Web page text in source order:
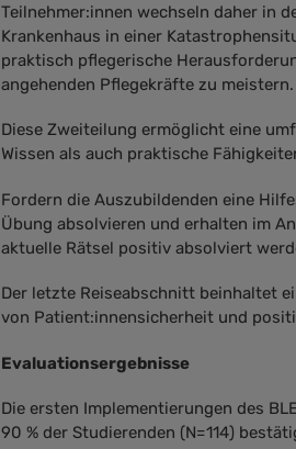
Teilnehmer:innen wechseln daher in
Krankenhaus in einer
praktisch pflegerische
angehenden Pflegekräfte zu meistern.
Diese Zweiteilung ermöglicht eine
Wissen als auch praktische
Fordern die Auszubildenden eine
Übung absolvieren und erhalten im
aktuelle Rätsel positiv absolviert
Der letzte Reiseabschnitt beinhaltet
von Patient:innensicherheit und
Evaluationsergebnisse
Die ersten Implementierungen des
90 % der Studierenden (N=114)